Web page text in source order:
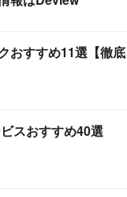
おすすめ11選【徹底
スおすすめ40選